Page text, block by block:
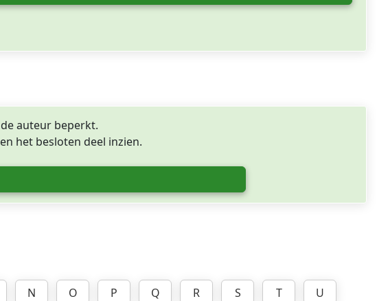
auteur beperkt.
het besloten deel inzien.
N O P Q R S T
U